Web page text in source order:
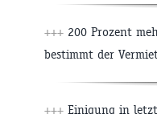
+++ 200 Prozent
bestimmt der
+++ Einigung in